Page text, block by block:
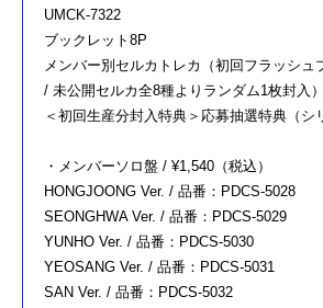
UMCK-7322
ブックレット8P
メンバー別セルカトレカ（初回フラッシュ
/ 未公開セルカ全8種よりランダム1枚封入）
＜初回生産分封入特典＞応募抽選特典（シ
・メンバーソロ盤 / ¥1,540（税込）
HONGJOONG Ver. / 品番：PDCS-5028
SEONGHWA Ver. / 品番：PDCS-5029
YUNHO Ver. / 品番：PDCS-5030
YEOSANG Ver. / 品番：PDCS-5031
SAN Ver. / 品番：PDCS-5032